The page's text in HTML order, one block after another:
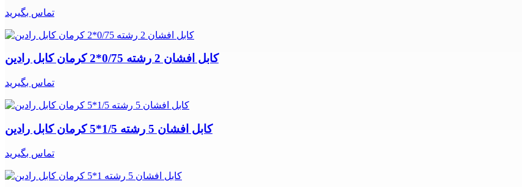
تماس بگیرید
کابل افشان 2 رشته 0/75*2 کرمان کابل رادین
تماس بگیرید
کابل افشان 5 رشته 1/5*5 کرمان کابل رادین
تماس بگیرید